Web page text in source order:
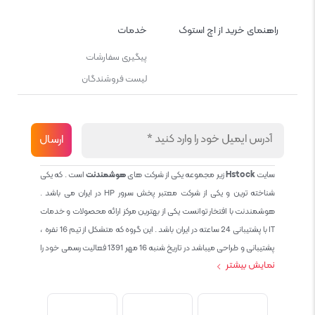
راهنمای خرید از اچ استوک خدمات
پیگیری سفارشات
لیست فروشندگان
سایتHstockزیر مجموعه یکی از شرکت هایهوشمندنتاست . که یکی
شناخته ترین و یکی از شرکت معتبر پخش سرور HP در ایران می باشد .
هوشمندنت با افتخار توانست یکی از بهترین مرکز ارائه محصولات و خدمات
IT با پشتیبانی 24 ساعته در ایران باشد . این گروه که متشکل از تیم 16 نفره ،
پشتیبانی و طراحی میباشد در تاریخ شنبه 16 مهر 1391 فعالیت رسمی خود را
نمایش بیشتر